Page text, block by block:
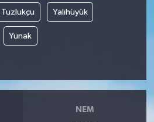
Tuzlukçu Yalıhüyük
Yunak
NEM